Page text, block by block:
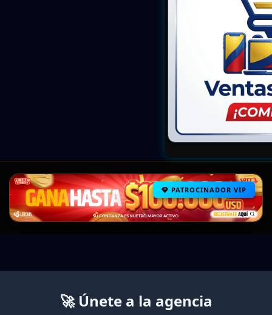
PATROCINADOR VIP
🚀 Únete a la agencia